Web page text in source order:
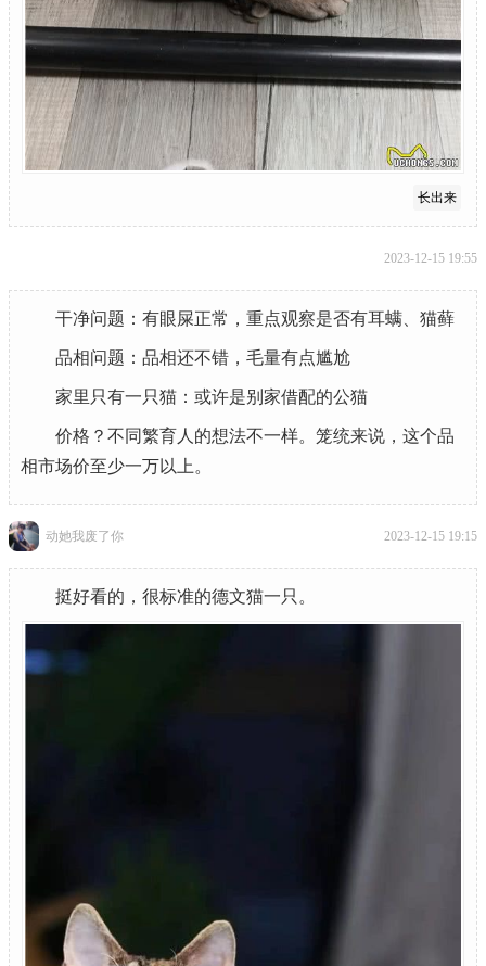
长出来
2023-12-15 19:55
干净问题：有眼屎正常，重点观察是否有耳螨、猫藓
品相问题：品相还不错，毛量有点尴尬
家里只有一只猫：或许是别家借配的公猫
价格？不同繁育人的想法不一样。笼统来说，这个品
相市场价至少一万以上。
动她我废了你 2023-12-15 19:15
挺好看的，很标准的德文猫一只。